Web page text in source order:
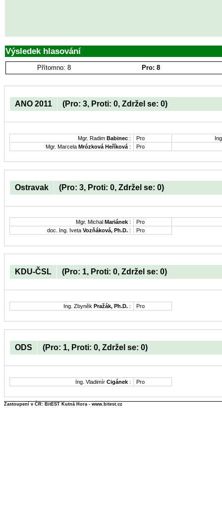
Výsledek hlasování
Přítomno: 8 Pro: 8
ANO 2011 (Pro: 3, Proti: 0, Zdržel se: 0)
Mgr. Radim Babinec : Pro
Mgr. Marcela Mrózková Heříková : Pro
Ostravak (Pro: 3, Proti: 0, Zdržel se: 0)
Mgr. Michal Mariánek :
Pro
doc. Ing. Iveta Vozňáková, Ph.D. : Pro
KDU-ČSL (Pro: 1, Proti: 0, Zdržel se: 0)
Ing. Zbyněk Pražák, Ph.D. : Pro
ODS (Pro: 1, Proti: 0, Zdržel se: 0)
Ing. Vladimír Cigánek : Pro
Zastoupení v ČR: BitEST Kutná Hora - www.bitest.cz